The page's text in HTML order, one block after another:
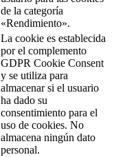
de la categoría
«Rendimiento».
La cookie es establecida
por el complemento
GDPR Cookie Consent
y se utiliza para
almacenar si el usuario
ha dado su
consentimiento para el
uso de cookies. No
almacena ningún dato
personal.